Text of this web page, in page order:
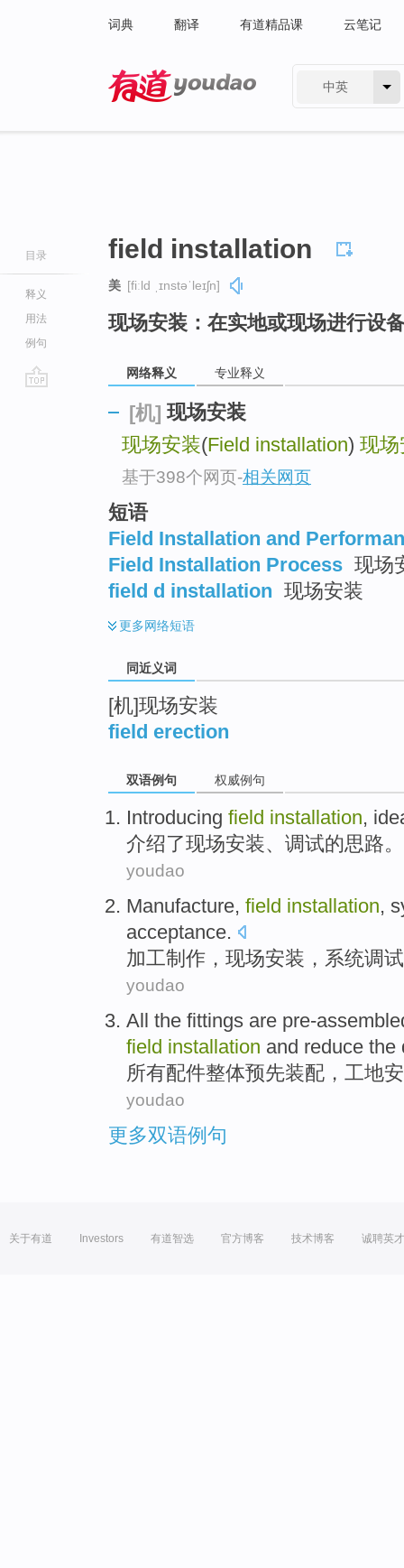
词典 翻译 有道精品课 云笔记
中英
目录
释义
用法
例句
field installation
美 [fiːld ˌɪnstəˈleɪʃn]
现场安装：在实地或现场进行设
网络释义 专业释义
[机] 现场安装
现场安装(Field installation) 现
基于398个网页-相关网页
短语
Field Installation and
Field Installation Process 现场
field d installation 现场安装
更多网络短语
同近义词
[机]现场安装
field erection
双语例句 权威例句
Introducing field installation,
介绍了现场安装、 调试的思路。
youdao
Manufacture, field installation,
acceptance.
加工制作 ， 现场安装 ， 系统调试
youdao
All the fittings are pre-
field installation and reduce the
所有配件整体预先装配，工地
youdao
更多双语例句
关于有道 Investors 有道智选 官方博客 技术博客 诚聘英才